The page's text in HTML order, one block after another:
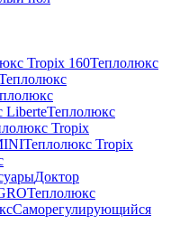
Tropix 160Теплолюкс
LiberteТеплолюкс
Tropix
Теплолюкс Tropix
Доктор
Теплолюкс
Cаморегулирующийся